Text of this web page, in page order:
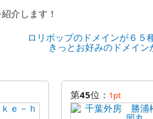
介します！
ロリポップのドメインが６５
きっとお好みのドメイン
第45位： 1pt